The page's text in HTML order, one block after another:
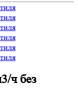
ч без